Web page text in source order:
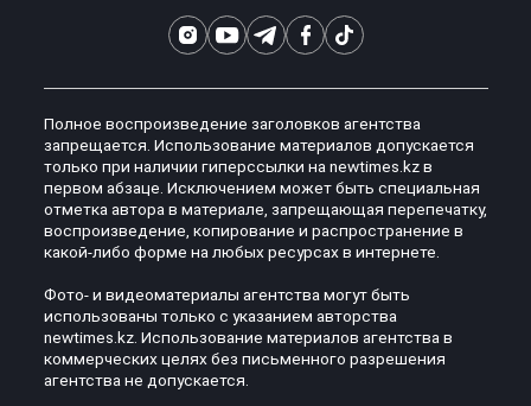
Полное воспроизведение заголовков агентства
запрещается. Использование материалов допускается
только при наличии гиперссылки на newtimes.kz в
первом абзаце. Исключением может быть специальная
отметка автора в материале, запрещающая перепечатку,
воспроизведение, копирование и распространение в
какой-либо форме на любых ресурсах в интернете.
Фото- и видеоматериалы агентства могут быть
использованы только с указанием авторства
newtimes.kz. Использование материалов агентства в
коммерческих целях без письменного разрешения
агентства не допускается.